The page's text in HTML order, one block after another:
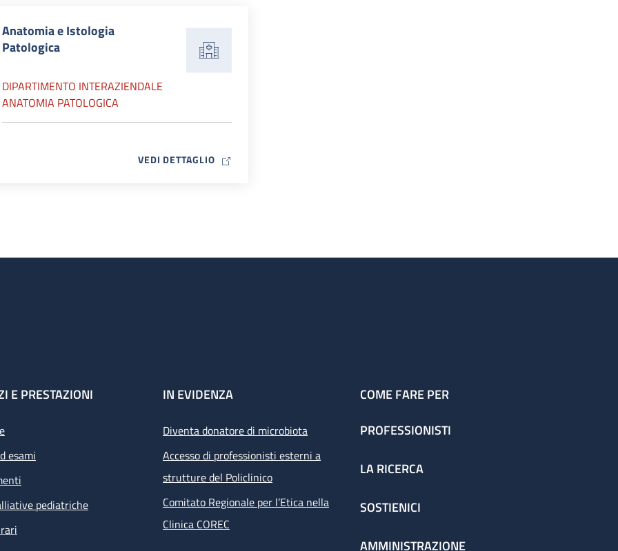
Anatomia e Istologia
Patologica
DIPARTIMENTO INTERAZIENDALE
ANATOMIA PATOLOGICA
VEDI DETTAGLIOMAP ICON
E PRESTAZIONI
esami
pediatriche
IN EVIDENZA
Diventa donatore di microbiota
Accesso di professionisti esterni a
strutture del Policlinico
Comitato Regionale per l’Etica nella
Clinica COREC
COME FARE PER
PROFESSIONISTI
LA RICERCA
SOSTIENICI
AMMINISTRAZIONE